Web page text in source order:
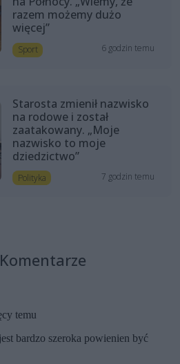
razem możemy dużo
więcej”
Sport 6 godzin temu
Starosta zmienił nazwisko
na rodowe i został
zaatakowany. „Moje
nazwisko to moje
dziedzictwo”
Polityka 7 godzin temu
Komentarze